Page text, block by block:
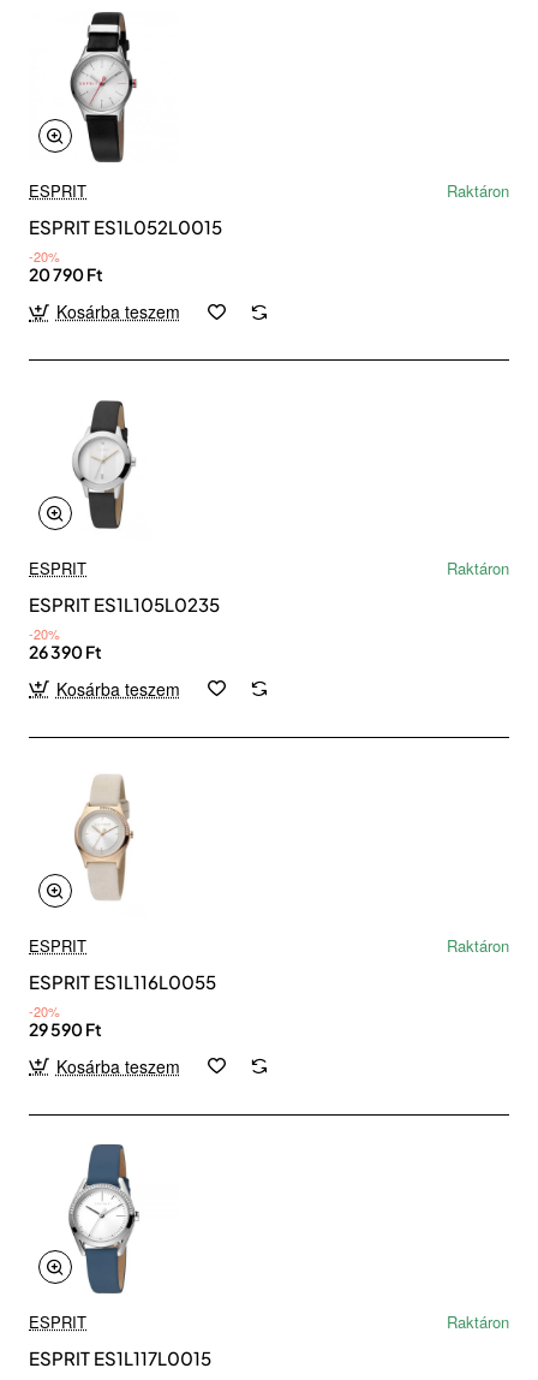
ESPRIT
Raktáron
ESPRIT ES1L052L0015
-20%
20 790 Ft
Kosárba teszem
ESPRIT
Raktáron
ESPRIT ES1L105L0235
-20%
26 390 Ft
Kosárba teszem
ESPRIT
Raktáron
ESPRIT ES1L116L0055
-20%
29 590 Ft
Kosárba teszem
ESPRIT
Raktáron
ESPRIT ES1L117L0015